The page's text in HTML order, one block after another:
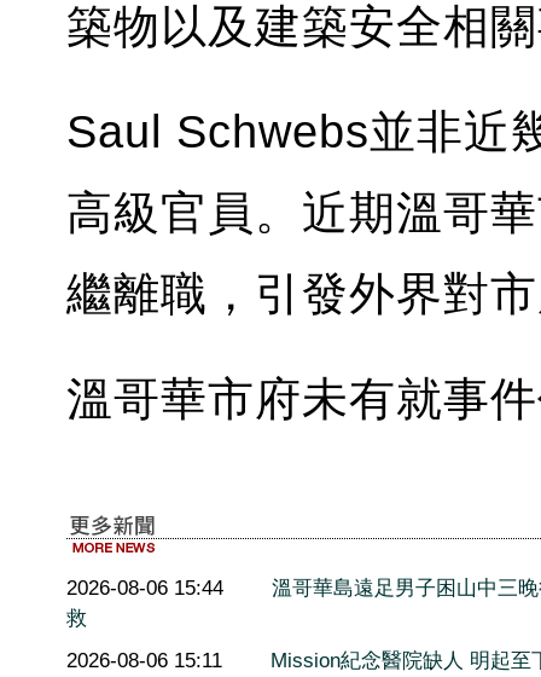
築物以及建築安全相
Saul Schwebs並非近
高級官員。近期溫哥
繼離職，引發外界對
溫哥華市府未有就事
2026-08-06 15:44
溫哥華島遠足男子困山中三
救
2026-08-06 15:11
Mission紀念醫院缺人 明起至